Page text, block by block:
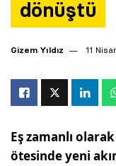
dönüştü
Gizem Yıldız 11
Eş zamanlı
ötesinde yeni